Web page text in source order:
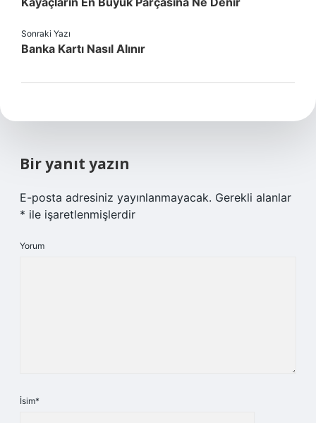
Sonraki Yazı
Banka Kartı Nasıl Alınır
Bir yanıt yazın
E-posta adresiniz yayınlanmayacak. Gerekli alanlar
* ile işaretlenmişlerdir
Yorum
İsim*